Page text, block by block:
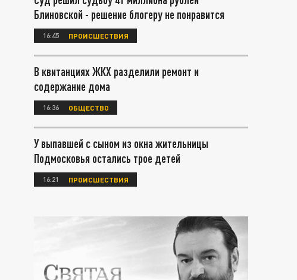
Блиновской - решение блогеру не понравится
16:45 ПРОИСШЕСТВИЯ
В квитанциях ЖКХ разделили ремонт и
содержание дома
16:36 ОБЩЕСТВО
У выпавшей с сыном из окна жительницы
Подмосковья остались трое детей
16:21 ПРОИСШЕСТВИЯ